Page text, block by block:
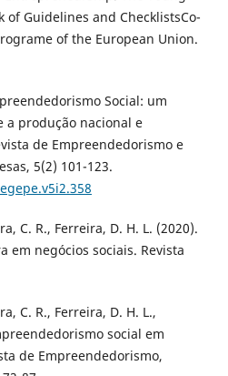
of Guidelines and ChecklistsCo-
of the European Union.
Social: um
produção nacional e
de Empreendedorismo e
5(2) 101-123.
C. R., Ferreira, D. H. L. (2020).
em negócios sociais. Revista
C. R., Ferreira, D. H. L.,
social em
de Empreendedorismo,